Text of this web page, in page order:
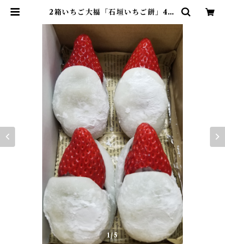
2箱いちご大福「石垣いちご餅」4個
1/5